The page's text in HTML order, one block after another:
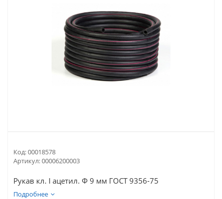
Код:00018578
Артикул:00006200003
Рукав кл. I ацетил. Ф 9 мм ГОСТ 9356-75
Подробнее